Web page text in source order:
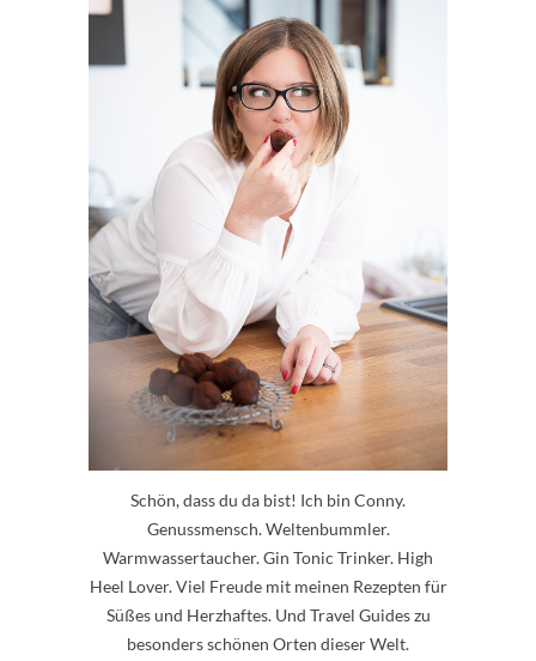
Schön, dass du da bist! Ich bin Conny.
Genussmensch. Weltenbummler.
Warmwassertaucher. Gin Tonic Trinker. High
Heel Lover. Viel Freude mit meinen Rezepten für
Süßes und Herzhaftes. Und Travel Guides zu
besonders schönen Orten dieser Welt.